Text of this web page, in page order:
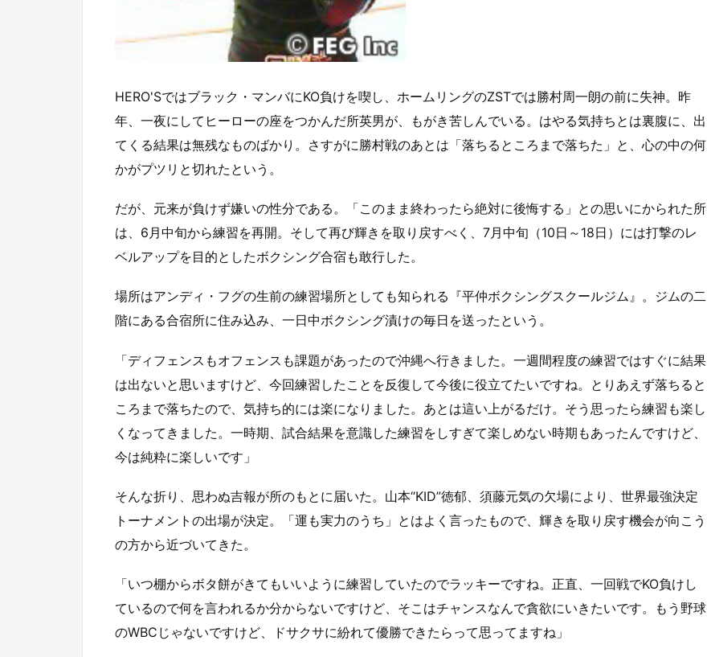
HERO'Sではブラック・マンバにKO負けを喫し、ホームリングのZSTでは勝村周一朗の前に失神。昨
年、一夜にしてヒーローの座をつかんだ所英男が、もがき苦しんでいる。はやる気持ちとは裏腹に、出
てくる結果は無残なものばかり。さすがに勝村戦のあとは「落ちるところまで落ちた」と、心の中の何
かがプツリと切れたという。
だが、元来が負けず嫌いの性分である。「このまま終わったら絶対に後悔する」との思いにかられた所
は、6月中旬から練習を再開。そして再び輝きを取り戻すべく、7月中旬（10日～18日）には打撃のレ
ベルアップを目的としたボクシング合宿も敢行した。
場所はアンディ・フグの生前の練習場所としても知られる『平仲ボクシングスクールジム』。ジムの二
階にある合宿所に住み込み、一日中ボクシング漬けの毎日を送ったという。
「ディフェンスもオフェンスも課題があったので沖縄へ行きました。一週間程度の練習ではすぐに結果
は出ないと思いますけど、今回練習したことを反復して今後に役立てたいですね。とりあえず落ちると
ころまで落ちたので、気持ち的には楽になりました。あとは這い上がるだけ。そう思ったら練習も楽し
くなってきました。一時期、試合結果を意識した練習をしすぎて楽しめない時期もあったんですけど、
今は純粋に楽しいです」
そんな折り、思わぬ吉報が所のもとに届いた。山本“KID”徳郁、須藤元気の欠場により、世界最強決定
トーナメントの出場が決定。「運も実力のうち」とはよく言ったもので、輝きを取り戻す機会が向こう
の方から近づいてきた。
「いつ棚からボタ餅がきてもいいように練習していたのでラッキーですね。正直、一回戦でKO負けし
ているので何を言われるか分からないですけど、そこはチャンスなんで貪欲にいきたいです。もう野球
のWBCじゃないですけど、ドサクサに紛れて優勝できたらって思ってますね」